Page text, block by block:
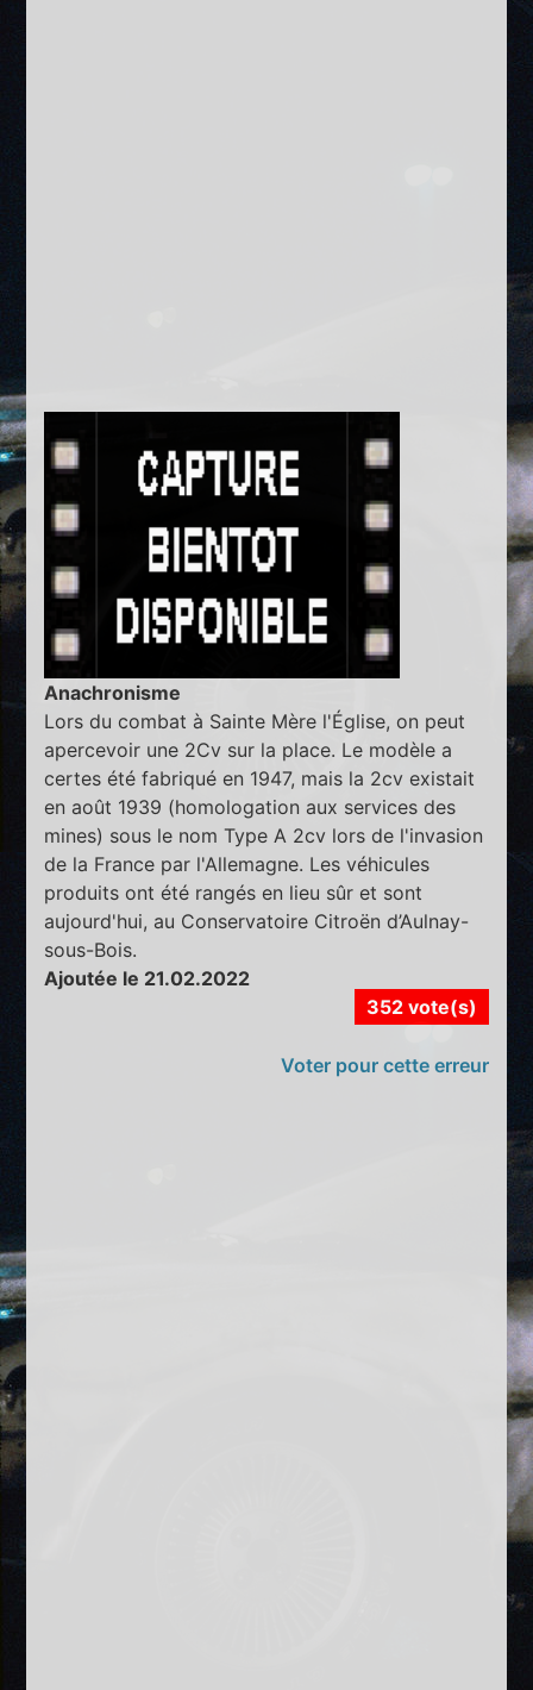
Anachronisme
Lors du combat à Sainte Mère l'Église, on peut
apercevoir une 2Cv sur la place. Le modèle a
certes été fabriqué en 1947, mais la 2cv existait
en août 1939 (homologation aux services des
mines) sous le nom Type A 2cv lors de l'invasion
de la France par l'Allemagne. Les véhicules
produits ont été rangés en lieu sûr et sont
aujourd'hui, au Conservatoire Citroën d’Aulnay-
sous-Bois.
Ajoutée le 21.02.2022
352 vote(s)
Voter pour cette erreur